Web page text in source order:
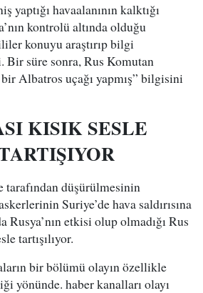
yaptığı havaalanının kalktığı
kontrolü altında olduğu
konuyu araştırıp bilgi
süre sonra, Rus Komutan
Albatros uçağı yapmış” bilgisini
KISIK SESLE
tarafından düşürülmesinin
Suriye’de hava saldırısına
Rusya’nın etkisi olup olmadığı Rus
tartışılıyor.
bir bölümü olayın özellikle
yönünde. haber kanalları olayı